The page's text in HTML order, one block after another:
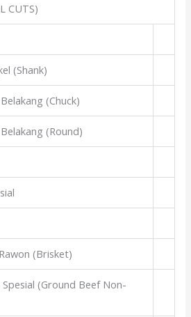
CUTS)
(Shank)
(Chuck)
(Round)
(Brisket)
(Ground Beef Non-